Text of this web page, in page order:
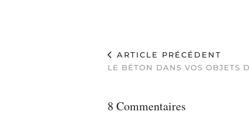
ARTICLE PRÉCÉDENT
LE BÉTON DANS VOS OBJETS
8 Commentaires